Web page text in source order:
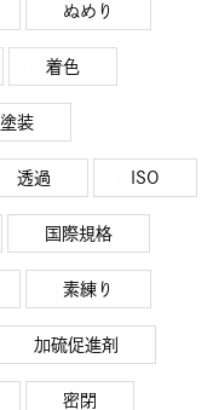
ぬめり
着色
塗装
透過 ISO
国際規格
素練り
加硫促進剤
密閉